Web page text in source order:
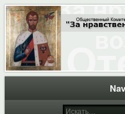
Moral.Ru
Общественный Комитет "За